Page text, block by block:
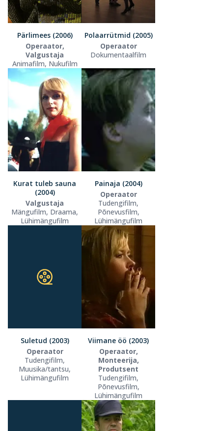
Pärlimees (2006)
Operaator,
Valgustaja
Animafilm, Nukufilm
Polaarrütmid (2005)
Operaator
Dokumentaalfilm
Kurat tuleb sauna
(2004)
Valgustaja
Mängufilm, Draama,
Lühimängufilm
Painaja (2004)
Operaator
Tudengifilm,
Põnevusfilm,
Lühimängufilm
Suletud (2003)
Operaator
Tudengifilm,
Muusika/tantsu,
Lühimängufilm
Viimane öö (2003)
Operaator,
Monteerija,
Produtsent
Tudengifilm,
Põnevusfilm,
Lühimängufilm